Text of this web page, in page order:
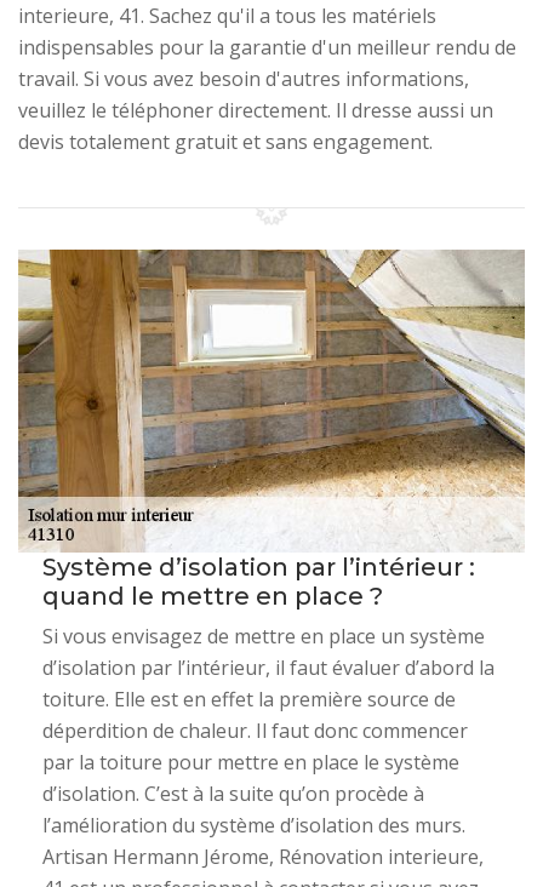
interieure, 41. Sachez qu'il a tous les matériels
indispensables pour la garantie d'un meilleur rendu de
travail. Si vous avez besoin d'autres informations,
veuillez le téléphoner directement. Il dresse aussi un
devis totalement gratuit et sans engagement.
Système d’isolation par l’intérieur :
quand le mettre en place ?
Si vous envisagez de mettre en place un système
d’isolation par l’intérieur, il faut évaluer d’abord la
toiture. Elle est en effet la première source de
déperdition de chaleur. Il faut donc commencer
par la toiture pour mettre en place le système
d’isolation. C’est à la suite qu’on procède à
l’amélioration du système d’isolation des murs.
Artisan Hermann Jérome, Rénovation interieure,